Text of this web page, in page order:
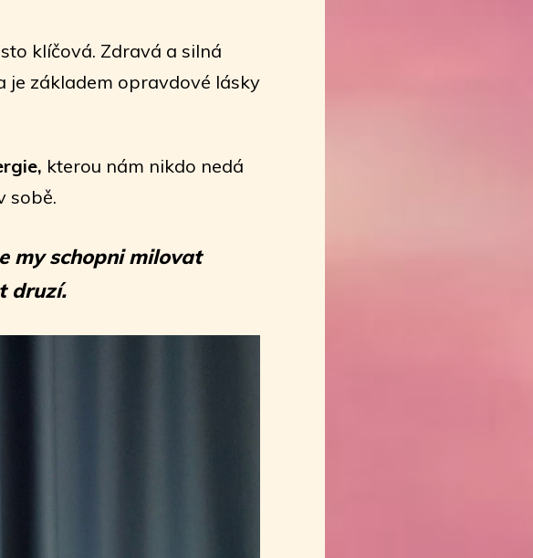
klíčová. Zdravá a silná
je základem opravdové lásky
kterou nám nikdo nedá
sobě.
my schopni milovat
druzí.